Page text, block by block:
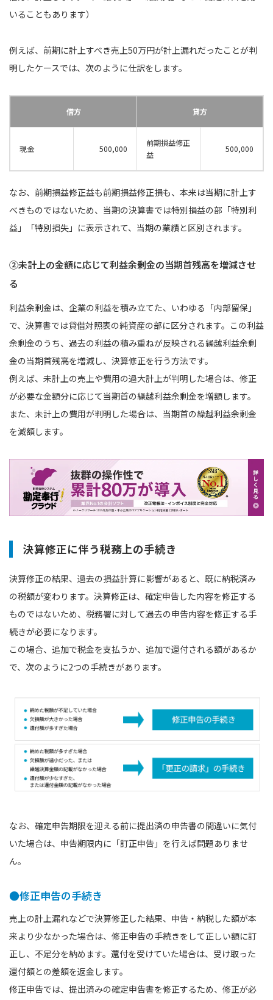
いることもあります）
例えば、前期に計上すべき売上50万円が計上漏れだったことが判
明したケースでは、次のように仕訳をします。
借方 貸方
現金 500,000
前期損益修正
益
500,000
なお、前期損益修正益も前期損益修正損も、本来は当期に計上す
べきものではないため、当期の決算書では特別損益の部「特別利
益」「特別損失」に表示されて、当期の業績と区別されます。
②未計上の⾦額に応じて利益余剰⾦の当期首残高を増減させ
る
利益余剰金は、企業の利益を積み立てた、いわゆる「内部留保」
で、決算書では貸借対照表の純資産の部に区分されます。この利益
余剰金のうち、過去の利益の積み重ねが反映される繰越利益余剰
金の当期首残高を増減し、決算修正を行う方法です。
例えば、未計上の売上や費⽤の過⼤計上が判明した場合は、修正
が必要な⾦額分に応じて当期⾸の繰越利益余剰金を増額します。
また、未計上の費⽤が判明した場合は、当期⾸の繰越利益余剰⾦
を減額します。
決算修正に伴う税務上の手続き
決算修正の結果、過去の損益計算に影響があると、既に納税済み
の税額が変わります。決算修正は、確定申告した内容を修正する
ものではないため、税務署に対して過去の申告内容を修正する手
続きが必要になります。
この場合、追加で税金を支払うか、追加で還付される額があるか
で、次のように2つの手続きがあります。
なお、確定申告期限を迎える前に提出済の申告書の間違いに気付
いた場合は、申告期限内に「訂正申告」を行えば問題ありませ
ん。
●修正申告の手続き
売上の計上漏れなどで決算修正した結果、申告・納税した額が本
来より少なかった場合は、修正申告の手続きをして正しい額に訂
正し、不足分を納めます。還付を受けていた場合は、受け取った
還付額との差額を返金します。
修正申告では、提出済みの確定申告書を修正するため、修正が必